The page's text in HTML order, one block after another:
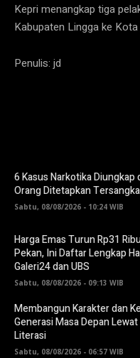
Kepri menangkap tiga
Kabupaten Lingga ke
Penulis: jd
6 Kasus Narkotika Diungkap
Orang Ditetapkan Tersangka
Sabtu, 08/08/2026 - 10:24 WIB
Harga Emas Turun Rp31
Pekan, Ini Daftar Lengkap
Galeri24 dan UBS
Sabtu, 08/08/2026 - 09:13 WIB
Membangun Karakter dan
Generasi Masa Depan
Literasi
Sabtu, 08/08/2026 - 06:57 WIB